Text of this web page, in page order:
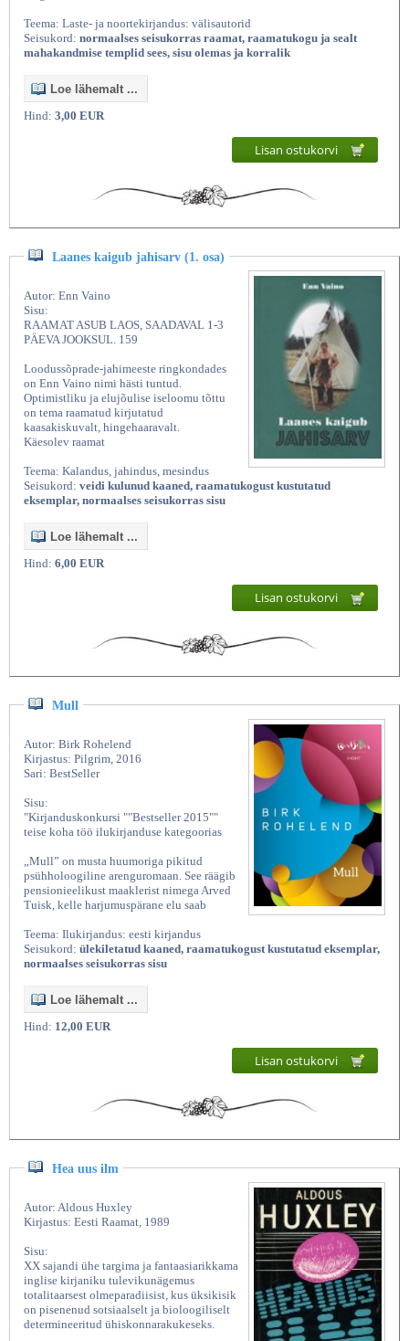
Teema: Laste- ja noortekirjandus: välisautorid
Seisukord: normaalses seisukorras raamat, raamatukogu ja sealt
mahakandmise templid sees, sisu olemas ja korralik
Loe lähemalt ...
Hind: 3,00 EUR
Lisan ostukorvi
Laanes kaigub jahisarv (1. osa)
Autor: Enn Vaino
Sisu:
RAAMAT ASUB LAOS, SAADAVAL 1-3
PÄEVA JOOKSUL. 159
Loodussõprade-jahimeeste ringkondades
on Enn Vaino nimi hästi tuntud.
Optimistliku ja elujõulise iseloomu tõttu
on tema raamatud kirjutatud
kaasakiskuvalt, hingehaaravalt.
Käesolev raamat
Teema: Kalandus, jahindus, mesindus
Seisukord: veidi kulunud kaaned, raamatukogust kustutatud
eksemplar, normaalses seisukorras sisu
Loe lähemalt ...
Hind: 6,00 EUR
Lisan ostukorvi
Mull
Autor: Birk Rohelend
Kirjastus: Pilgrim, 2016
Sari: BestSeller
Sisu:
"Kirjanduskonkursi ""Bestseller 2015""
teise koha töö ilukirjanduse kategoorias
„Mull” on musta huumoriga pikitud
psühholoogiline arenguromaan. See räägib
pensionieelikust maaklerist nimega Arved
Tuisk, kelle harjumuspärane elu saab
Teema: Ilukirjandus: eesti kirjandus
Seisukord: ülekiletatud kaaned, raamatukogust kustutatud eksemplar,
normaalses seisukorras sisu
Loe lähemalt ...
Hind: 12,00 EUR
Lisan ostukorvi
Hea uus ilm
Autor: Aldous Huxley
Kirjastus: Eesti Raamat, 1989
Sisu:
XX sajandi ühe targima ja fantaasiarikkama
inglise kirjaniku tulevikunägemus
totalitaarsest olmeparadiisist, kus üksikisik
on pisenenud sotsiaalselt ja bioloogiliselt
determineeritud ühiskonnarakukeseks.